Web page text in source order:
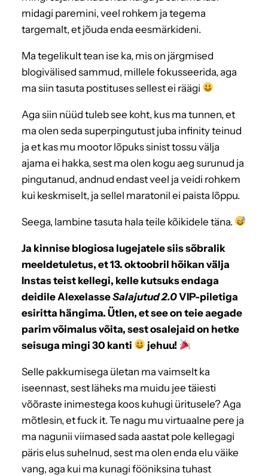
midagi paremini, veel rohkem ja tegema
targemalt, et jõuda enda eesmärkideni.
Ma tegelikult tean ise ka, mis on järgmised
blogivälised sammud, millele fokusseerida, aga
ma siin tasuta postituses sellest ei räägi
Aga siin nüüd tuleb see koht, kus ma tunnen, et
ma olen seda superpingutust juba infinity teinud
ja et kas mu mootor lõpuks sinist tossu välja
ajama ei hakka, sest ma olen kogu aeg surunud ja
pingutanud, andnud endast veel ja veidi rohkem
kui keskmiselt, ja sellel maratonil ei paista lõppu.
Seega, lambine tasuta hala teile kõikidele täna.
Ja kinnise blogiosa lugejatele siis sõbralik
meeldetuletus, et 13. oktoobril hõikan välja
Instas teist kellegi, kelle kutsuks endaga
deidile AlexelasseSalajutud 2.0VIP-piletiga
esiritta hängima. Ütlen, et see on teie aegade
parim võimalus võita, sest osalejaid on hetke
seisuga mingi 30 kanti
jehuu!
Selle pakkumisega ületan ma vaimselt ka
iseennast, sest läheks ma muidu jee täiesti
võõraste inimestega koos kuhugi üritusele? Aga
mõtlesin, et fuck it. Te nagu mu virtuaalne pere ja
ma nagunii viimased sada aastat pole kellegagi
päris elus suhelnud, sest ma olen enda elu väike
vang, aga kui ma kunagi fööniksina tuhast